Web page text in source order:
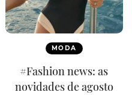
MODA
#Fashion news: as
novidades de agosto